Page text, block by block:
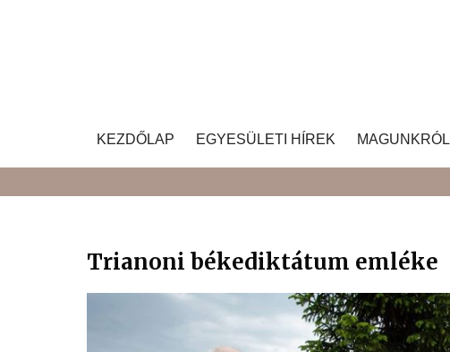
KEZDŐLAP EGYESÜLETI HÍREK MAGUNKRÓL
Trianoni békediktátum emléke